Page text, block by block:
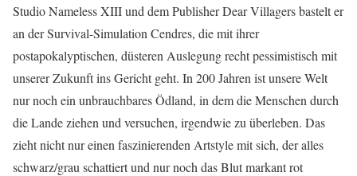
Studio Nameless XIII und dem Publisher Dear Villagers bastelt er
an der Survival-Simulation Cendres, die mit ihrer
postapokalyptischen, düsteren Auslegung recht pessimistisch mit
unserer Zukunft ins Gericht geht. In 200 Jahren ist unsere Welt
nur noch ein unbrauchbares Ödland, in dem die Menschen durch
die Lande ziehen und versuchen, irgendwie zu überleben. Das
zieht nicht nur einen faszinierenden Artstyle mit sich, der alles
schwarz/grau schattiert und nur noch das Blut markant rot